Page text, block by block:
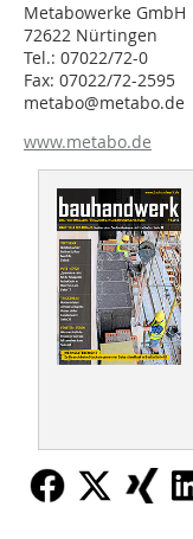
Metabowerke GmbH
72622 Nürtingen
Tel.: 07022/72-0
Fax: 07022/72-2595
metabo@metabo.de
www.metabo.de